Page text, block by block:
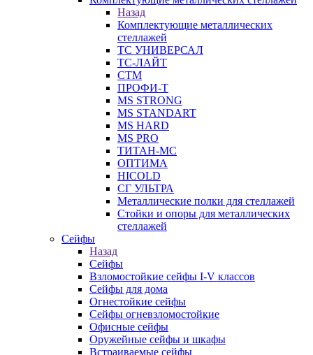
Назад
Комплектующие металлических
стеллажей
ТС УНИВЕРСАЛ
ТС-ЛАЙТ
СТМ
ПРОФИ-Т
MS STRONG
MS STANDART
MS HARD
MS PRO
ТИТАН-МС
ОПТИМА
HICOLD
СГ УЛЬТРА
Металлические полки для стеллажей
Стойки и опоры для металлических
стеллажей
Сейфы
Назад
Сейфы
Взломостойкие сейфы I-V классов
Сейфы для дома
Огнестойкие сейфы
Сейфы огневзломостойкие
Офисные сейфы
Оружейные сейфы и шкафы
Встраиваемые сейфы